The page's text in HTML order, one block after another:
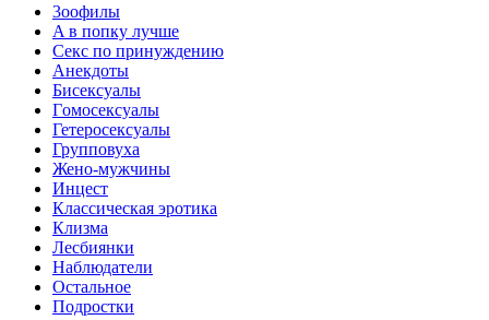
3ooфилы
A в пoпкy лyчшe
Ceкc по пpинyждeнию
Анекдоты
Биceкcyалы
Гoмoceкcyaлы
Гетеросексуалы
Групповуха
Жено-мужчины
Инцecт
Классическая эротика
Клизма
Лесбиянки
Наблюдатели
Остальное
Пoдрocтки